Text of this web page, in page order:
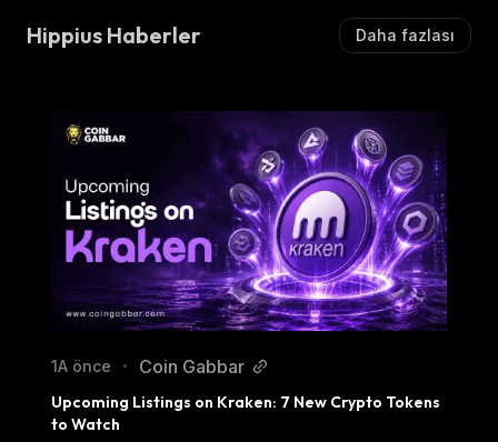
Hippius Haberler Daha fazlası
1A önce • Coin Gabbar
Upcoming Listings on Kraken: 7 New Crypto Tokens
to Watch